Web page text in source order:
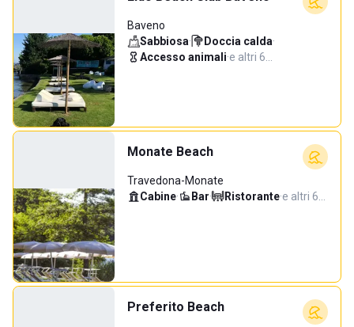
Baveno
Sabbiosa· Doccia calda·
Accesso animali·e altri 6…
Monate Beach
Travedona-Monate
Cabine· Bar· Ristorante·e altri 6…
Preferito Beach